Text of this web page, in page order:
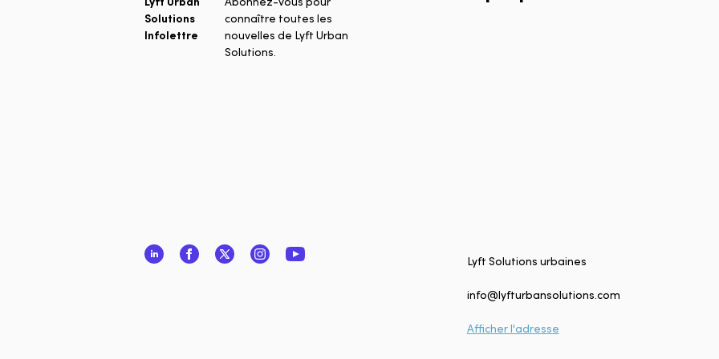
Solutions
Infolettre
connaître toutes les
nouvelles de Lyft Urban
Solutions.
LinkedInFacebookTwitterInstagramYouTube Lyft Solutions urbaines
info@lyfturbansolutions.com
Afficher l'adresse